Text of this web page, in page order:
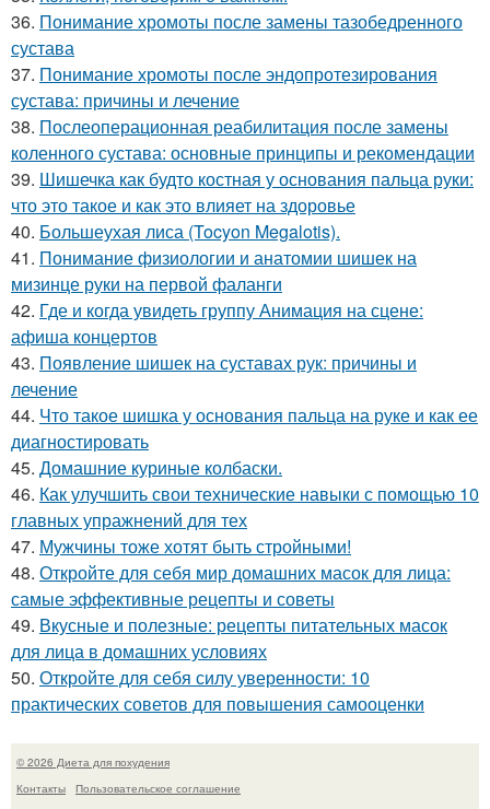
36. Понимание хромоты после замены тазобедренного
сустава
37. Понимание хромоты после эндопротезирования
сустава: причины и лечение
38. Послеоперационная реабилитация после замены
коленного сустава: основные принципы и рекомендации
39. Шишечка как будто костная у основания пальца руки:
что это такое и как это влияет на здоровье
40. Большеухая лиса (Tocyon Megalotis).
41. Понимание физиологии и анатомии шишек на
мизинце руки на первой фаланги
42. Где и когда увидеть группу Анимация на сцене:
афиша концертов
43. Появление шишек на суставах рук: причины и
лечение
44. Что такое шишка у основания пальца на руке и как ее
диагностировать
45. Домашние куриные колбаски.
46. Как улучшить свои технические навыки с помощью 10
главных упражнений для тех
47. Мужчины тоже хотят быть стройными!
48. Откройте для себя мир домашних масок для лица:
самые эффективные рецепты и советы
49. Вкусные и полезные: рецепты питательных масок
для лица в домашних условиях
50. Откройте для себя силу уверенности: 10
практических советов для повышения самооценки
© 2026 Диета для похудения
Контакты
Пользовательское соглашение